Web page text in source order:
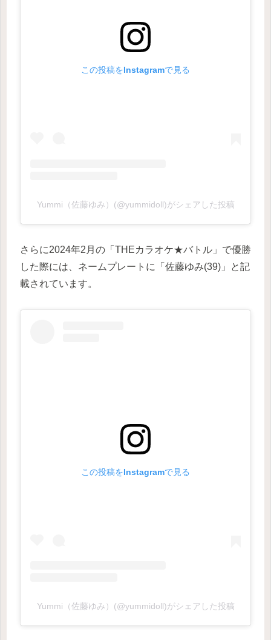
この投稿をInstagramで見る
Yummi（佐藤ゆみ）(@yummidoll)がシェアした投稿
さらに2024年2月の「THEカラオケ★バトル」で優勝
した際には、ネームプレートに「佐藤ゆみ(39)」と記
載されています。
この投稿をInstagramで見る
Yummi（佐藤ゆみ）(@yummidoll)がシェアした投稿